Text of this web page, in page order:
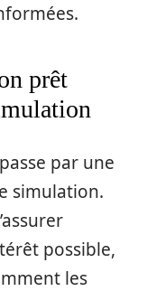
prêt
par une
simulation.
possible,
les